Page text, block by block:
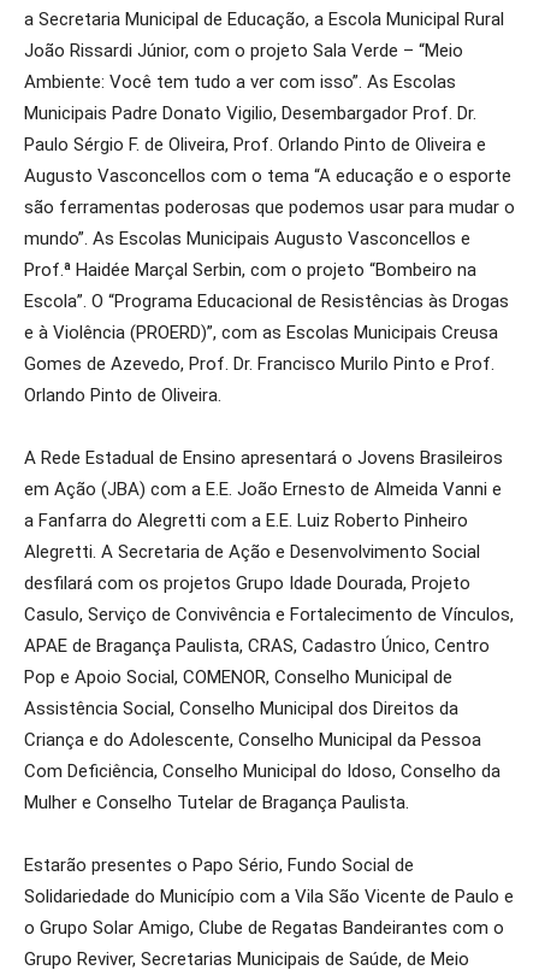
a Secretaria Municipal de Educação, a Escola Municipal Rural
João Rissardi Júnior, com o projeto Sala Verde – “Meio
Ambiente: Você tem tudo a ver com isso”. As Escolas
Municipais Padre Donato Vigilio, Desembargador Prof. Dr.
Paulo Sérgio F. de Oliveira, Prof. Orlando Pinto de Oliveira e
Augusto Vasconcellos com o tema “A educação e o esporte
são ferramentas poderosas que podemos usar para mudar o
mundo”. As Escolas Municipais Augusto Vasconcellos e
Prof.ª Haidée Marçal Serbin, com o projeto “Bombeiro na
Escola”. O “Programa Educacional de Resistências às Drogas
e à Violência (PROERD)”, com as Escolas Municipais Creusa
Gomes de Azevedo, Prof. Dr. Francisco Murilo Pinto e Prof.
Orlando Pinto de Oliveira.
A Rede Estadual de Ensino apresentará o Jovens Brasileiros
em Ação (JBA) com a E.E. João Ernesto de Almeida Vanni e
a Fanfarra do Alegretti com a E.E. Luiz Roberto Pinheiro
Alegretti. A Secretaria de Ação e Desenvolvimento Social
desfilará com os projetos Grupo Idade Dourada, Projeto
Casulo, Serviço de Convivência e Fortalecimento de Vínculos,
APAE de Bragança Paulista, CRAS, Cadastro Único, Centro
Pop e Apoio Social, COMENOR, Conselho Municipal de
Assistência Social, Conselho Municipal dos Direitos da
Criança e do Adolescente, Conselho Municipal da Pessoa
Com Deficiência, Conselho Municipal do Idoso, Conselho da
Mulher e Conselho Tutelar de Bragança Paulista.
Estarão presentes o Papo Sério, Fundo Social de
Solidariedade do Município com a Vila São Vicente de Paulo e
o Grupo Solar Amigo, Clube de Regatas Bandeirantes com o
Grupo Reviver, Secretarias Municipais de Saúde, de Meio